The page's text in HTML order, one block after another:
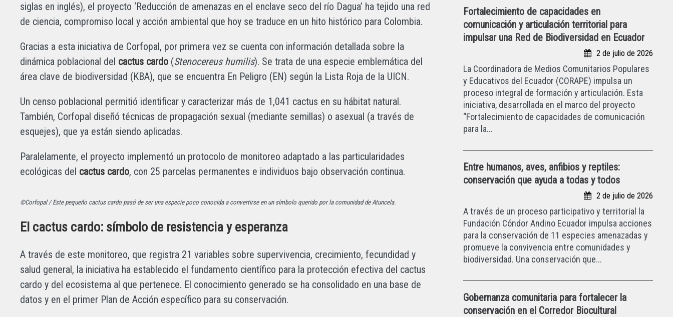
siglas en inglés), el proyecto ‘Reducción de amenazas en el enclave seco del río Dagua’ ha tejido una red
de ciencia, compromiso local y acción ambiental que hoy se traduce en un hito histórico para Colombia.
Gracias a esta iniciativa de Corfopal, por primera vez se cuenta con información detallada sobre la
dinámica poblacional del cactus cardo (Stenocereus humilis). Se trata de una especie emblemática del
área clave de biodiversidad (KBA), que se encuentra En Peligro (EN) según la Lista Roja de la UICN.
Un censo poblacional permitió identificar y caracterizar más de 1,041 cactus en su hábitat natural.
También, Corfopal diseñó técnicas de propagación sexual (mediante semillas) o asexual (a través de
esquejes), que ya están siendo aplicadas.
Paralelamente, el proyecto implementó un protocolo de monitoreo adaptado a las particularidades
ecológicas del cactus cardo, con 25 parcelas permanentes e individuos bajo observación continua.
©Corfopal / Este pequeño cactus cardo pasó de ser una especie poco conocida a convertirse en un símbolo querido por la comunidad de Atuncela.
El cactus cardo: símbolo de resistencia y esperanza
A través de este monitoreo, que registra 21 variables sobre supervivencia, crecimiento, fecundidad y
salud general, la iniciativa ha establecido el fundamento científico para la protección efectiva del cactus
cardo y del ecosistema al que pertenece. El conocimiento generado se ha consolidado en una base de
datos y en el primer Plan de Acción específico para su conservación.
Fortalecimiento de capacidades en
comunicación y articulación territorial para
impulsar una Red de Biodiversidad en Ecuador
2 de julio de 2026
La Coordinadora de Medios Comunitarios Populares
y Educativos del Ecuador (CORAPE) impulsa un
proceso integral de formación y articulación. Esta
iniciativa, desarrollada en el marco del proyecto
“Fortalecimiento de capacidades de comunicación
para la...
Entre humanos, aves, anfibios y reptiles:
conservación que ayuda a todas y todos
2 de julio de 2026
A través de un proceso participativo y territorial la
Fundación Cóndor Andino Ecuador impulsa acciones
para la conservación de 11 especies amenazadas y
promueve la convivencia entre comunidades y
biodiversidad. Una conservación que...
Gobernanza comunitaria para fortalecer la
conservación en el Corredor Biocultural